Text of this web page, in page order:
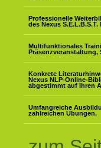
Professionelle
des Nexus
Multifunktionales
Präsenzveranstaltung,
Konkrete
Nexus NLP-Online-
abgestimmt auf Ihren
Umfangreiche
zahlreichen Übungen.